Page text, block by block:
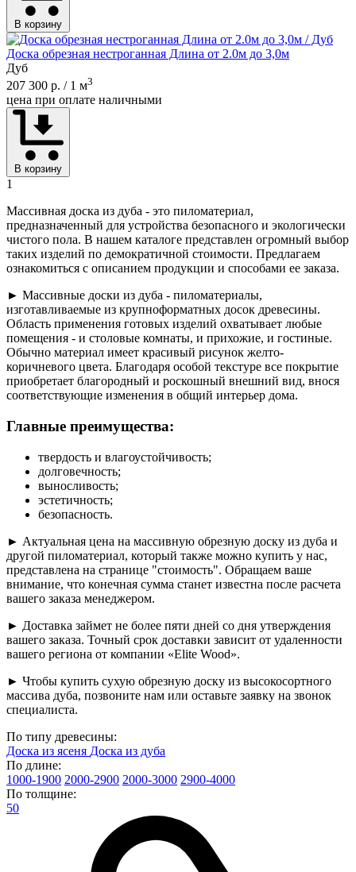
В корзину
Доска обрезная нестроганная Длина от 2.0м до 3,0м
Дуб
207 300 р. / 1 м3
цена при оплате наличными
В корзину
1
Массивная доска из дуба - это пиломатериал,
предназначенный для устройства безопасного и экологически
чистого пола. В нашем каталоге представлен огромный выбор
таких изделий по демократичной стоимости. Предлагаем
ознакомиться с описанием продукции и способами ее заказа.
► Массивные доски из дуба - пиломатериалы,
изготавливаемые из крупноформатных досок древесины.
Область применения готовых изделий охватывает любые
помещения - и столовые комнаты, и прихожие, и гостиные.
Обычно материал имеет красивый рисунок желто-
коричневого цвета. Благодаря особой текстуре все покрытие
приобретает благородный и роскошный внешний вид, внося
соответствующие изменения в общий интерьер дома.
Главные преимущества:
твердость и влагоустойчивость;
долговечность;
выносливость;
эстетичность;
безопасность.
► Актуальная цена на массивную обрезную доску из дуба и
другой пиломатериал, который также можно купить у нас,
представлена на странице "стоимость". Обращаем ваше
внимание, что конечная сумма станет известна после расчета
вашего заказа менеджером.
► Доставка займет не более пяти дней со дня утверждения
вашего заказа. Точный срок доставки зависит от удаленности
вашего региона от компании «Elite Wood».
► Чтобы купить сухую обрезную доску из высокосортного
массива дуба, позвоните нам или оставьте заявку на звонок
специалиста.
По типу древесины:
Доска из ясеня Доска из дуба
По длине:
1000-1900 2000-2900 2000-3000 2900-4000
По толщине:
50